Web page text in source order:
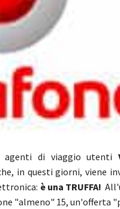
di viaggio utenti
in questi giorni, viene
è una TRUFFA!
"almeno" 15, un'offerta